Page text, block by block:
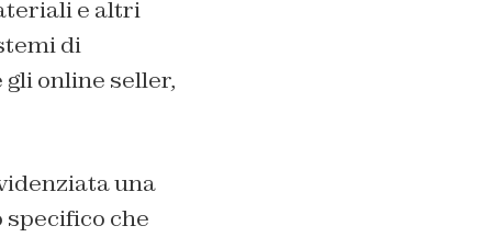
e altri
di
online seller,
una
che